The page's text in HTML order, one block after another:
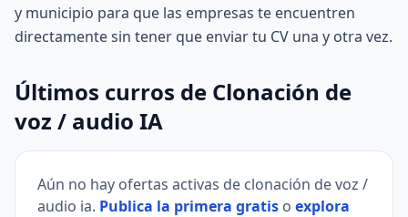
y municipio para que las empresas te encuentren
directamente sin tener que enviar tu CV una y otra vez.
Últimos curros de Clonación de
voz / audio IA
Aún no hay ofertas activas de clonación de voz /
audio ia. Publica la primera gratis o explora